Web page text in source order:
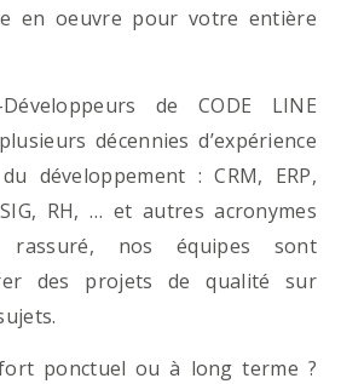
en oeuvre pour votre entière
de CODE LINE
décennies d’expérience
développement : CRM, ERP,
RH, … et autres acronymes
rassuré, nos équipes sont
des projets de qualité sur
ponctuel ou à long terme ?